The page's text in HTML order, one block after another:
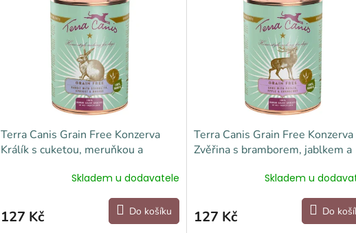
Terra Canis Grain Free Konzerva
Králík s cuketou, meruňkou a
Skladem u dodavatele
127 Kč Do košíku
Terra Canis Grain Free Konzerva
Zvěřina s bramborem, jablkem a
Skladem u
127 Kč Do